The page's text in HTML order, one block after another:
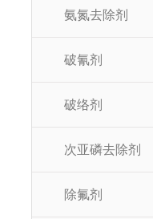
氨氮去除剂
破氰剂
破络剂
次亚磷去除剂
除氟剂